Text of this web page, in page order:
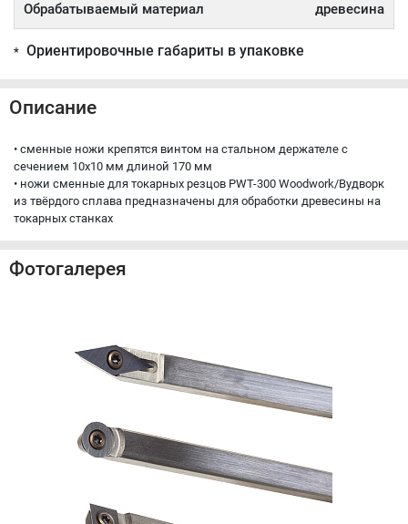
Обрабатываемый материал древесина
* Ориентировочные габариты в упаковке
Описание
• сменные ножи крепятся винтом на стальном держателе с
сечением 10х10 мм длиной 170 мм
• ножи сменные для токарных резцов PWT-300 Woodwork/Вудворк
из твёрдого сплава предназначены для обработки древесины на
токарных станках
Фотогалерея